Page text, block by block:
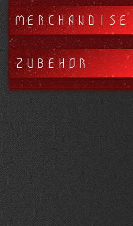
MERCHANDISE
ZUBEHÖR